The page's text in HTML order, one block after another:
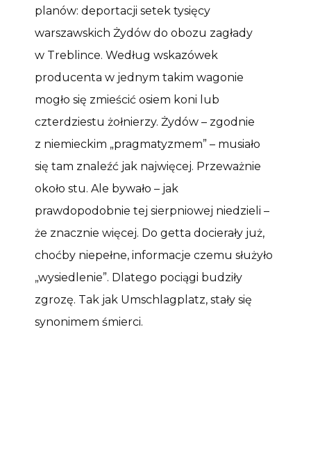
planów: deportacji setek tysięcy
warszawskich Żydów do obozu zagłady
w Treblince. Według wskazówek
producenta w jednym takim wagonie
mogło się zmieścić osiem koni lub
czterdziestu żołnierzy. Żydów – zgodnie
z niemieckim „pragmatyzmem” – musiało
się tam znaleźć jak najwięcej. Przeważnie
około stu. Ale bywało – jak
prawdopodobnie tej sierpniowej niedzieli –
że znacznie więcej. Do getta docierały już,
choćby niepełne, informacje czemu służyło
„wysiedlenie”. Dlatego pociągi budziły
zgrozę. Tak jak Umschlagplatz, stały się
synonimem śmierci.